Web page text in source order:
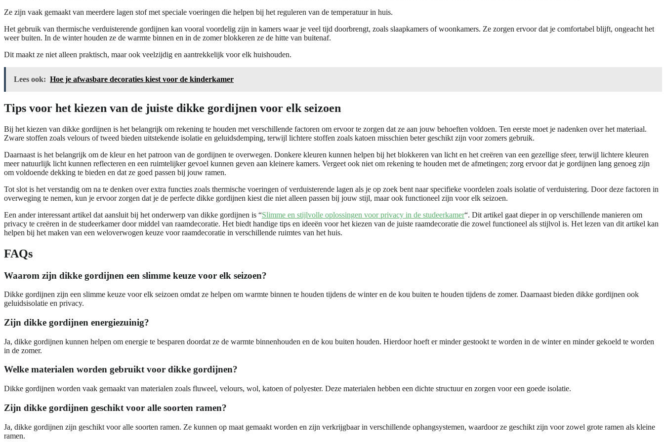
Ze zijn vaak gemaakt van meerdere lagen stof met speciale voeringen die helpen bij het reguleren van de temperatuur in huis.
Het gebruik van thermische verduisterende gordijnen kan vooral voordelig zijn in kamers waar je veel tijd doorbrengt, zoals slaapkamers of woonkamers. Ze zorgen ervoor dat je comfortabel blijft, ongeacht het
weer buiten. In de winter houden ze de warmte binnen en in de zomer blokkeren ze de hitte van buitenaf.
Dit maakt ze niet alleen praktisch, maar ook veelzijdig en aantrekkelijk voor elk huishouden.
Lees ook: Hoe je afwasbare decoraties kiest voor de kinderkamer
Tips voor het kiezen van de juiste dikke gordijnen voor elk seizoen
Bij het kiezen van dikke gordijnen is het belangrijk om rekening te houden met verschillende factoren om ervoor te zorgen dat ze aan jouw behoeften voldoen. Ten eerste moet je nadenken over het materiaal.
Zware stoffen zoals velours of tweed bieden uitstekende isolatie en geluidsdemping, terwijl lichtere stoffen zoals katoen misschien beter geschikt zijn voor zomers gebruik.
Daarnaast is het belangrijk om de kleur en het patroon van de gordijnen te overwegen. Donkere kleuren kunnen helpen bij het blokkeren van licht en het creëren van een gezellige sfeer, terwijl lichtere kleuren
meer natuurlijk licht kunnen reflecteren en een ruimtelijker gevoel kunnen geven aan kleinere kamers. Vergeet ook niet om rekening te houden met de afmetingen; zorg ervoor dat je gordijnen lang genoeg zijn
om voldoende dekking te bieden en dat ze goed passen bij jouw ramen.
Tot slot is het verstandig om na te denken over extra functies zoals thermische voeringen of verduisterende lagen als je op zoek bent naar specifieke voordelen zoals isolatie of verduistering. Door deze factoren in
overweging te nemen, kun je ervoor zorgen dat je de perfecte dikke gordijnen kiest die niet alleen passen bij jouw stijl, maar ook functioneel zijn voor elk seizoen.
Een ander interessant artikel dat aansluit bij het onderwerp van dikke gordijnen is “Slimme en stijlvolle oplossingen voor privacy in de studeerkamer“. Dit artikel gaat dieper in op verschillende manieren om
privacy te creëren in de studeerkamer door middel van raamdecoratie. Het biedt handige tips en ideeën voor het kiezen van de juiste raamdecoratie die zowel functioneel als stijlvol is. Het lezen van dit artikel kan
helpen bij het maken van een weloverwogen keuze voor raamdecoratie in verschillende ruimtes van het huis.
FAQs
Waarom zijn dikke gordijnen een slimme keuze voor elk seizoen?
Dikke gordijnen zijn een slimme keuze voor elk seizoen omdat ze helpen om warmte binnen te houden tijdens de winter en de kou buiten te houden tijdens de zomer. Daarnaast bieden dikke gordijnen ook
geluidsisolatie en privacy.
Zijn dikke gordijnen energiezuinig?
Ja, dikke gordijnen kunnen helpen om energie te besparen doordat ze de warmte binnenhouden en de kou buiten houden. Hierdoor hoeft er minder gestookt te worden in de winter en minder gekoeld te worden
in de zomer.
Welke materialen worden gebruikt voor dikke gordijnen?
Dikke gordijnen worden vaak gemaakt van materialen zoals fluweel, velours, wol, katoen of polyester. Deze materialen hebben een dichte structuur en zorgen voor een goede isolatie.
Zijn dikke gordijnen geschikt voor alle soorten ramen?
Ja, dikke gordijnen zijn geschikt voor alle soorten ramen. Ze kunnen op maat gemaakt worden en zijn verkrijgbaar in verschillende ophangsystemen, waardoor ze geschikt zijn voor zowel grote ramen als kleine
ramen.